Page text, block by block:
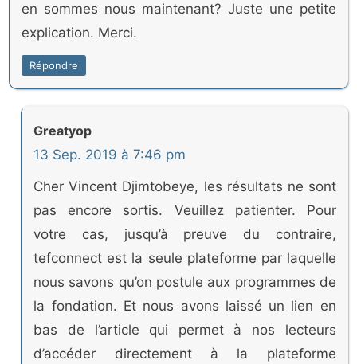
en sommes nous maintenant? Juste une petite
explication. Merci.
Répondre
Greatyop
13 Sep. 2019 à 7:46 pm
Cher Vincent Djimtobeye, les résultats ne sont
pas encore sortis. Veuillez patienter. Pour
votre cas, jusqu’à preuve du contraire,
tefconnect est la seule plateforme par laquelle
nous savons qu’on postule aux programmes de
la fondation. Et nous avons laissé un lien en
bas de l’article qui permet à nos lecteurs
d’accéder directement à la plateforme